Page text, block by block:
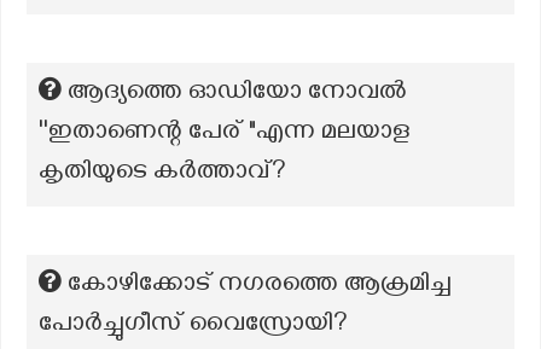
ആദ്യത്തെ ഓഡിയോ നോവൽ
''ഇതാണെന്റ പേര് "എന്ന മലയാള
കൃതിയുടെ കർത്താവ്?
കോഴിക്കോട് നഗരത്തെ ആക്രമിച്ച
പോർച്ചുഗീസ് വൈസ്രോയി?